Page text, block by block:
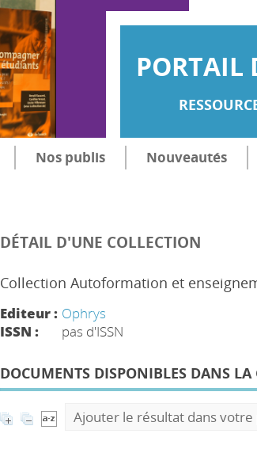
PORTAIL
Nos publis Nouveautés
DÉTAIL D'UNE COLLECTION
Collection Autoformation et
Editeur : Ophrys
ISSN :
pas d'ISSN
DOCUMENTS DISPONIBLES DANS LA
Ajouter le résultat dans votre